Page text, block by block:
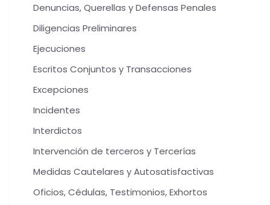
Denuncias, Querellas y Defensas Penales
Diligencias Preliminares
Ejecuciones
Escritos Conjuntos y Transacciones
Excepciones
Incidentes
Interdictos
Intervención de terceros y Tercerías
Medidas Cautelares y Autosatisfactivas
Oficios, Cédulas, Testimonios, Exhortos